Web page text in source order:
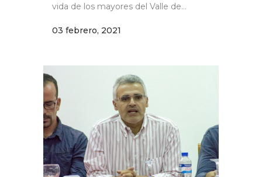
vida de los mayores del Valle de...
03 febrero, 2021